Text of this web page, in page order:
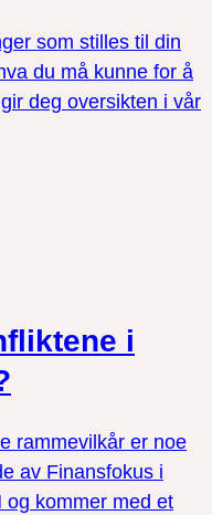
som stilles til din
du må kunne for å
deg oversikten i vår
i
rammevilkår er noe
av Finansfokus i
kommer med et